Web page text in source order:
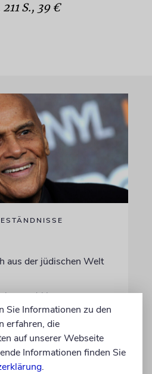
S., 39 €
aus der jüdischen Welt
Marcus
Sie Informationen zu den
erfahren, die
auf unserer Webseite
Informationen finden Sie
.